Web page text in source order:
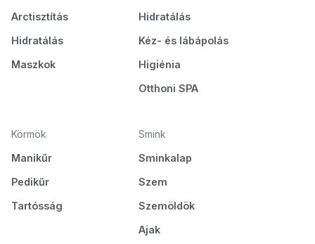
Arctisztítás
Hidratálás
Maszkok
Hidratálás
Kéz- és lábápolás
Higiénia
Otthoni SPA
Körmök
Manikűr
Pedikűr
Tartósság
Smink
Sminkalap
Szem
Szemöldök
Ajak